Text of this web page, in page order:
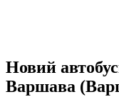
Новий
Варшава